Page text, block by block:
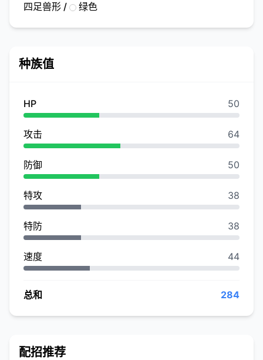
四足兽形 / 绿色
种族值
HP 50
攻击 64
防御 50
特攻 38
特防 38
速度 44
总和 284
配招推荐